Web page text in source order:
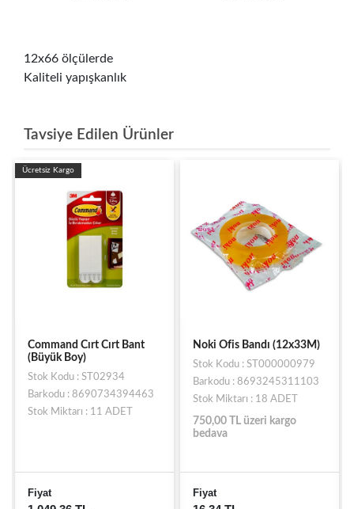
12x66 ölçülerde
Kaliteli yapışkanlık
Tavsiye Edilen Ürünler
Ücretsiz Kargo
Command Cırt Cırt Bant
(Büyük Boy)
Stok Kodu : ST02934
Barkodu : 8690734394463
Stok Miktarı : 11 ADET
Fiyat
Noki Ofis Bandı (12x33M)
Stok Kodu : ST000000979
Barkodu : 8693245311103
Stok Miktarı : 18 ADET
750,00 TL üzeri kargo
bedava
Fiyat